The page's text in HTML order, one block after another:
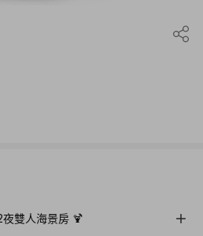
雙人海景房 🍹